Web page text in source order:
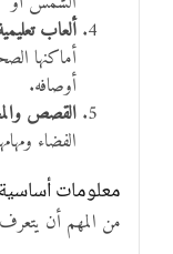
ألعاب
أماكنها
أوصافه.
القصص
الفضاء
معلومات
من المهم أن